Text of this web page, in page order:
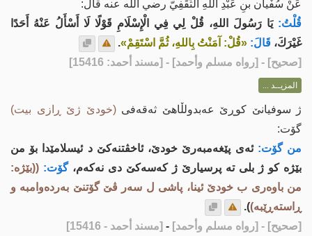
عَنْ سُفْيان بنِ عَبْدِ اللهِ الثَّقَفِيّ رضي الله عنه قال:
قُلْتُ: يَا رَسُولَ اللهِ، قُلْ لِي فِي الْإِسْلَامِ قَوْلًا لَا أَسْأَلُ عَنْهُ أَحَدًا
غَيْرَكَ، قَالَ: «قُلْ: آمَنْتُ بِاللهِ، ثُمَّ اسْتَقِمْ».
[صحيح] - [رواه مسلم وأحمد] - [مسند أحمد: 15416]
المزيــد ...
ژ سوفیانێ كوڕێ عەبدولڵاهێ ثەقەفی(خودێ ژێ ڕازی بیت)
گۆت:
من گۆت: ئەی پێغەمبەرێ خودێ، ئاخڤتنه‌كێ د ئیسلامێدا بۆ من
بێژە کو ژ بلی تە پرسیارێ ژ كه‌سه‌كێ دی نەکەم، گۆت: ((بێژە:
من باوەری ب خودێ ئینا، پاشی ل سه‌ر ڤێ گۆتنێ به‌رده‌وامبه‌ و
ڕاسته‌ڕێبه‌)).
[صحيح] - [رواه مسلم وأحمد] - [مسند أحمد - 15416]